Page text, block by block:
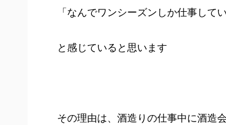
「なんでワンシーズンしか仕事して
と感じていると思います
その理由は、酒造りの仕事中に酒造